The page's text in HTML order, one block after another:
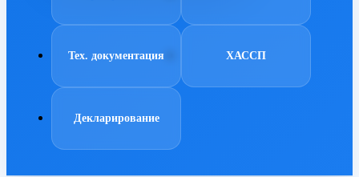
Тех. документация ХАССП
Декларирование